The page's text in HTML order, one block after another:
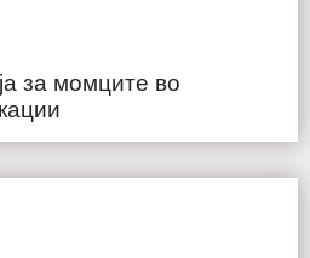
за момците во